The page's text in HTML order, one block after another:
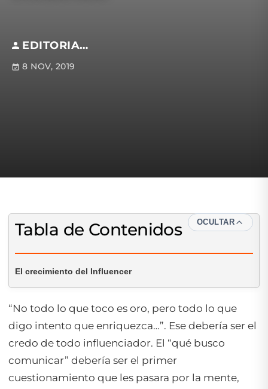
EDITORIAL S.M
8 NOV, 2019
Tabla de Contenidos OCULTAR
El crecimiento del Influencer
“No todo lo que toco es oro, pero todo lo que
digo intento que enriquezca…”. Ese debería ser el
credo de todo influenciador. El “qué busco
comunicar” debería ser el primer
cuestionamiento que les pasara por la mente,